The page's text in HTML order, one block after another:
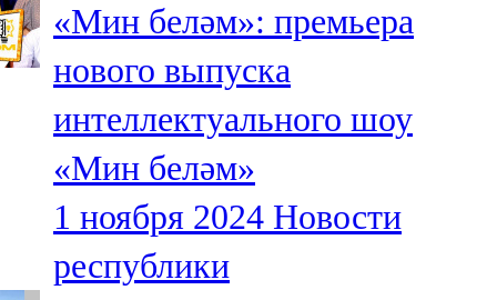
Чүпрәле
91,0 FM
Шәмәрдән
102,3 FM
Яңа чишмә
107,0 FM
«Мин беләм»: премьера
нового выпуска
интеллектуального шоу
«Мин беләм»
1 ноября 2024 Новости
республики